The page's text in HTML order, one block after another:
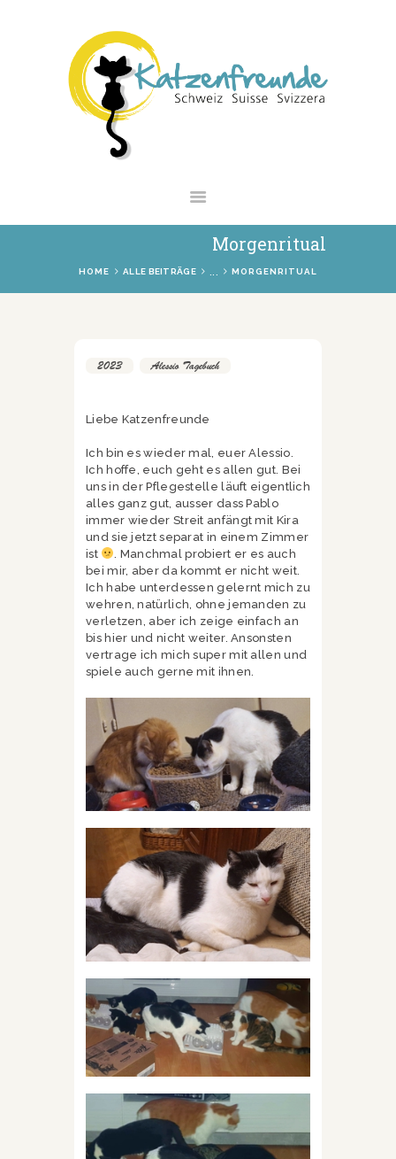
Morgenritual
HOME ALLE BEITRÄGE MORGENRITUAL
NEWS
VERMITTLUNG
INTERESSANTES
SHOP
2023 Alessio Tagebuch
Liebe Katzenfreunde
Ich bin es wieder mal, euer Alessio.
Ich hoffe, euch geht es allen gut. Bei
uns in der Pflegestelle läuft eigentlich
alles ganz gut, ausser dass Pablo
immer wieder Streit anfängt mit Kira
und sie jetzt separat in einem Zimmer
ist
. Manchmal probiert er es auch
bei mir, aber da kommt er nicht weit.
Ich habe unterdessen gelernt mich zu
wehren, natürlich, ohne jemanden zu
verletzen, aber ich zeige einfach an
bis hier und nicht weiter. Ansonsten
vertrage ich mich super mit allen und
spiele auch gerne mit ihnen.